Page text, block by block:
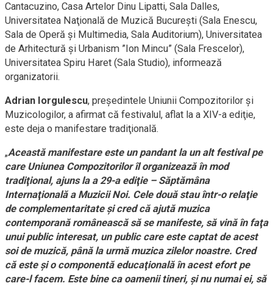
Cantacuzino, Casa Artelor Dinu Lipatti, Sala Dalles,
Universitatea Naţională de Muzică Bucureşti (Sala Enescu,
Sala de Operă şi Multimedia, Sala Auditorium), Universitatea
de Arhitectură şi Urbanism ”Ion Mincu” (Sala Frescelor),
Universitatea Spiru Haret (Sala Studio), informează
organizatorii.
Adrian Iorgulescu, preşedintele Uniunii Compozitorilor şi
Muzicologilor, a afirmat că festivalul, aflat la a XIV-a ediţie,
este deja o manifestare tradiţională.
„Această manifestare este un pandant la un alt festival pe
care Uniunea Compozitorilor îl organizează în mod
tradiţional, ajuns la a 29-a ediţie – Săptămâna
Internaţională a Muzicii Noi. Cele două stau într-o relaţie
de complementaritate şi cred că ajută muzica
contemporană românească să se manifeste, să vină în faţa
unui public interesat, un public care este captat de acest
soi de muzică, până la urmă muzica zilelor noastre. Cred
că este şi o componentă educaţională în acest efort pe
care-l facem. Este bine ca oamenii tineri, şi nu numai ei, să